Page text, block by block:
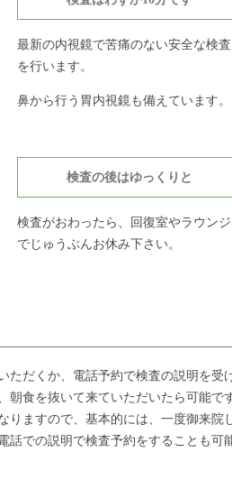
最新の内視鏡で苦痛のない安全な検査
を行います。
鼻から行う胃内視鏡も備えています。
検査の後はゆっくりと
検査がおわったら、回復室やラウンジ
でじゅうぶんお休み下さい。
ただくか、電話予約で検査の説明を受
食を抜いて来ていただいたら可能です
りますので、基本的には、一度御来院
での説明で検査予約をすることも可